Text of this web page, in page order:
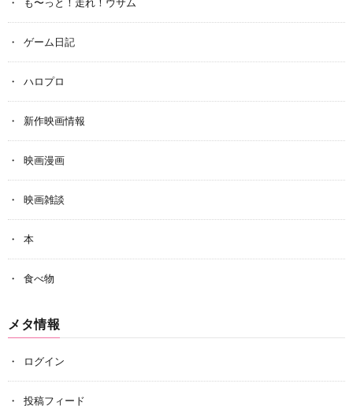
ゲーム日記
ハロプロ
新作映画情報
映画漫画
映画雑談
本
食べ物
メタ情報
ログイン
投稿フィード